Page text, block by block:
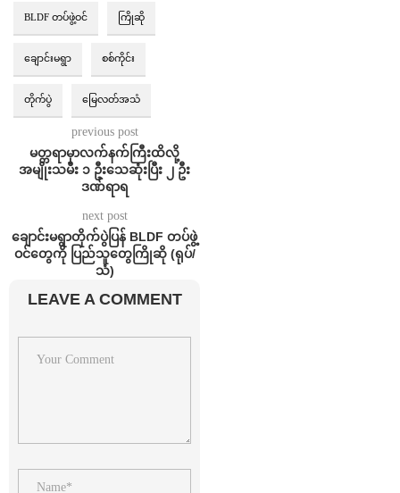
BLDF တပ်ဖွဲ့ဝင် ကြိုဆို
ချောင်းမရွာ စစ်ကိုင်း
တိုက်ပွဲ မြေလတ်အသံ
previous post
မတ္တရာမှာလက်နက်ကြီးထိလို့
အမျိုးသမီး ၁ ဦးသေဆုံးပြီး ၂ ဦး
ဒဏ်ရာရ
next post
ချောင်းမရွာတိုက်ပွဲပြန် BLDF တပ်ဖွဲ့
ဝင်တွေကို ပြည်သူတွေကြိုဆို (ရုပ်/
သံ)
LEAVE A COMMENT